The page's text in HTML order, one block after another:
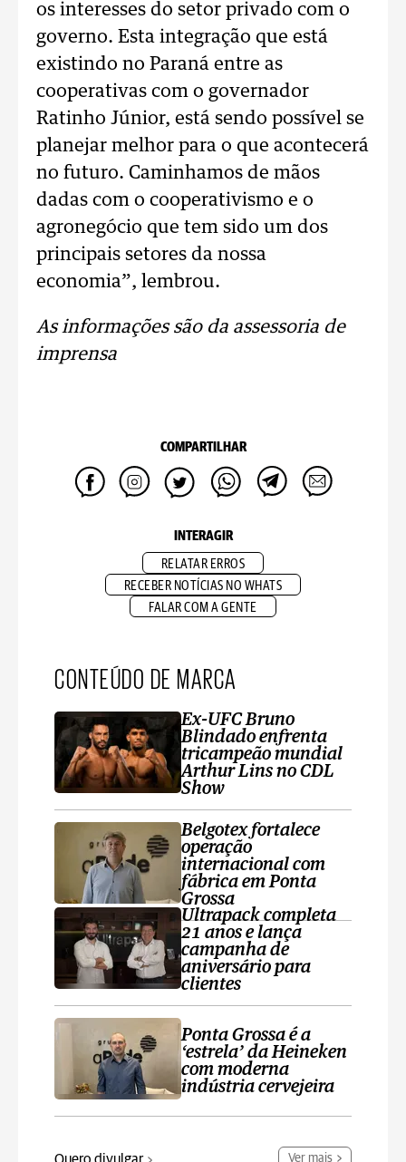
os interesses do setor privado com o
governo. Esta integração que está
existindo no Paraná entre as
cooperativas com o governador
Ratinho Júnior, está sendo possível se
planejar melhor para o que acontecerá
no futuro. Caminhamos de mãos
dadas com o cooperativismo e o
agronegócio que tem sido um dos
principais setores da nossa
economia”, lembrou.
As informações são da assessoria de
imprensa
COMPARTILHAR
INTERAGIR
RELATAR ERROS
RECEBER NOTÍCIAS NO WHATS
FALAR COM A GENTE
CONTEÚDO DE MARCA
Ex-UFC Bruno
Blindado enfrenta
tricampeão mundial
Arthur Lins no CDL
Show
Belgotex fortalece
operação
internacional com
fábrica em Ponta
Grossa
Ultrapack completa
21 anos e lança
campanha de
aniversário para
clientes
Ponta Grossa é a
‘estrela’ da Heineken
com moderna
indústria cervejeira
Ver mais